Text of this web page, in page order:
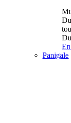
Panigale